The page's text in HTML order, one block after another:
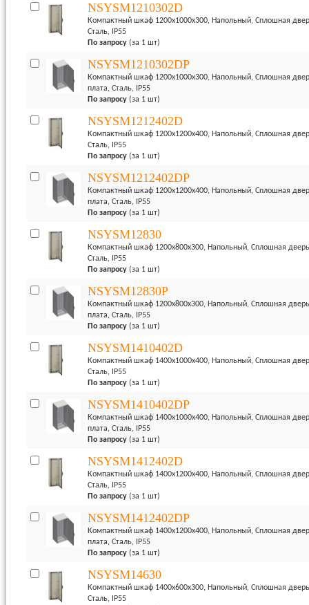
и 2 в
-
- Широкий
- Наружная
Новая
-
двумя
NSYSM1210302D
Компактный шкаф 1200x1000x300, Напольный, Сплошная
Сталь, IP55
По запросу (за 1 шт)
NSYSM1210302DP
Компактный шкаф 1200x1000x300, Напольный, Сплошная
плата, Сталь, IP55
По запросу (за 1 шт)
NSYSM1212402D
Компактный шкаф 1200x1200x400, Напольный, Сплошная
Сталь, IP55
По запросу (за 1 шт)
NSYSM1212402DP
Компактный шкаф 1200x1200x400, Напольный, Сплошная
плата, Сталь, IP55
По запросу (за 1 шт)
NSYSM12830
Компактный шкаф 1200x800x300, Напольный, Сплошная
Сталь, IP55
По запросу (за 1 шт)
NSYSM12830P
Компактный шкаф 1200x800x300, Напольный, Сплошная
плата, Сталь, IP55
По запросу (за 1 шт)
NSYSM1410402D
Компактный шкаф 1400x1000x400, Напольный, Сплошная
Сталь, IP55
По запросу (за 1 шт)
NSYSM1410402DP
Компактный шкаф 1400x1000x400, Напольный, Сплошная
плата, Сталь, IP55
По запросу (за 1 шт)
NSYSM1412402D
Компактный шкаф 1400x1200x400, Напольный, Сплошная
Сталь, IP55
По запросу (за 1 шт)
NSYSM1412402DP
Компактный шкаф 1400x1200x400, Напольный, Сплошная
плата, Сталь, IP55
По запросу (за 1 шт)
NSYSM14630
Компактный шкаф 1400x600x300, Напольный, Сплошная
Сталь, IP55